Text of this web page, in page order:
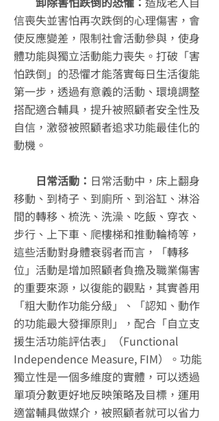
信喪失並害怕再次跌倒的心理傷害，會
使反應變差，限制社會活動參與，使身
體功能與獨立活動能力喪失。打破「害
怕跌倒」的恐懼才能落實每日生活復能
第一步，透過有意義的活動、環境調整
搭配適合輔具，提升被照顧者安全性及
自信，激發被照顧者追求功能最佳化的
動機。
日常活動： 日常活動中，床上翻身
移動、到椅子、到廁所、到浴缸、淋浴
間的轉移、梳洗、洗澡、吃飯、穿衣、
步行、上下車、爬樓梯和推動輪椅等，
這些活動對身體衰弱者而言，「轉移
位」活動是增加照顧者負擔及職業傷害
的重要來源，以復能的觀點，其實善用
「粗大動作功能分級」、「認知、動作
的功能最大發揮原則」，配合「自立支
援生活功能評估表」（Functional
Independence Measure, FIM）。功能
獨立性是一個多維度的實體，可以透過
單項分數更好地反映策略及目標，運用
適當輔具做媒介，被照顧者就可以省力